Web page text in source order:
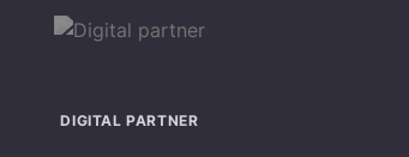
DIGITAL PARTNER